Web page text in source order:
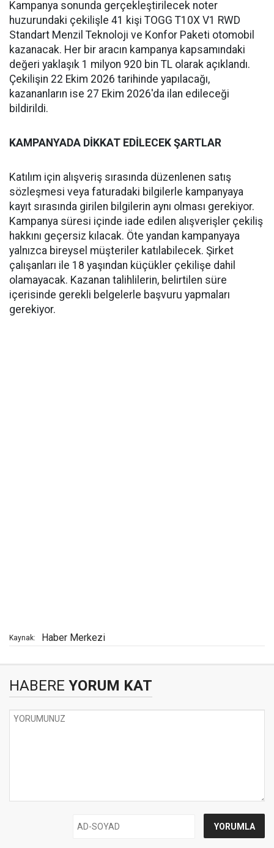
Kampanya sonunda gerçekleştirilecek noter
huzurundaki çekilişle 41 kişi TOGG T10X V1 RWD
Standart Menzil Teknoloji ve Konfor Paketi otomobil
kazanacak. Her bir aracın kampanya kapsamındaki
değeri yaklaşık 1 milyon 920 bin TL olarak açıklandı.
Çekilişin 22 Ekim 2026 tarihinde yapılacağı,
kazananların ise 27 Ekim 2026'da ilan edileceği
bildirildi.
KAMPANYADA DİKKAT EDİLECEK ŞARTLAR
Katılım için alışveriş sırasında düzenlenen satış
sözleşmesi veya faturadaki bilgilerle kampanyaya
kayıt sırasında girilen bilgilerin aynı olması gerekiyor.
Kampanya süresi içinde iade edilen alışverişler çekiliş
hakkını geçersiz kılacak. Öte yandan kampanyaya
yalnızca bireysel müşteriler katılabilecek. Şirket
çalışanları ile 18 yaşından küçükler çekilişe dahil
olamayacak. Kazanan talihlilerin, belirtilen süre
içerisinde gerekli belgelerle başvuru yapmaları
gerekiyor.
Kaynak: Haber Merkezi
HABERE YORUM KAT